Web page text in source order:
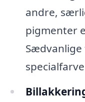
andre,
pigmenter